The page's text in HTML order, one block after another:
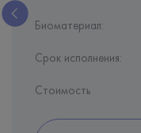
Биоматериал:
Срок исполнения:
Стоимость